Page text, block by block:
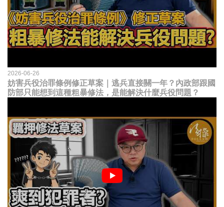
2026-06-26
妨害兵役治罪條例修正草案｜逃兵直接關一年？內政部跟國
防部只能想到這種粗暴修法，是能解決什麼兵役問題？